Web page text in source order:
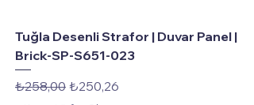
Tuğla Desenli Strafor | Duvar Panel |
Brick-SP-S651-023
Normal Fiyat
₺258,00 İndirimli Fiyat
₺250,26